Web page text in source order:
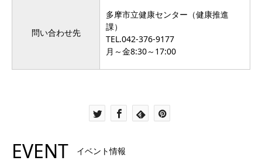
問い合わせ先
多摩市立健康センター（健康推進
課）
TEL.042-376-9177
月～金8:30～17:00
EVENT イベント情報